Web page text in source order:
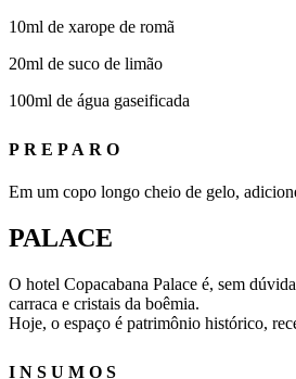
10ml de xarope de romã
20ml de suco de limão
100ml de água gaseificada
PREPARO
Em um copo longo cheio de gelo,
PALACE
O hotel Copacabana Palace é, sem
carraca e cristais da boêmia.
Hoje, o espaço é patrimônio histórico,
INSUMOS